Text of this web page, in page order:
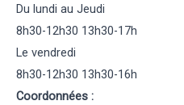
Du lundi au Jeudi
8h30-12h30 13h30-17h
Le vendredi
8h30-12h30 13h30-16h
Coordonnées :